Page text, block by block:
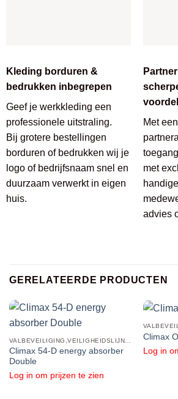
Kleding borduren &
bedrukken inbegrepen
Geef je werkkleding een
professionele uitstraling.
Bij grotere bestellingen
borduren of bedrukken wij je
logo of bedrijfsnaam snel en
duurzaam verwerkt in eigen
huis.
Met
met
advies
GERELATEERDE PRODUCTEN
Climax 54-D energy absorber
Double
Log in om prijzen te zien
Climax
Log in